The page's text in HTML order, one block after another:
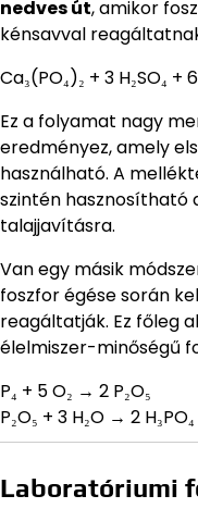
nedves út, amikor
kénsavval
Ca₃(PO₄)₂ + 3 H₂SO₄ +
Ez a folyamat nagy
eredményez, amely
használható. A
szintén hasznosítható
talajjavításra.
Van egy másik
foszfor égése során
reagáltatják. Ez főleg
élelmiszer-minőségű
P₄ + 5 O₂ → 2 P₂O₅
P₂O₅ + 3 H₂O → 2 H₃PO₄
Laboratóriumi